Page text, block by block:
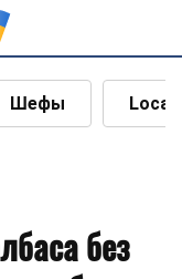
Шефы Local
без